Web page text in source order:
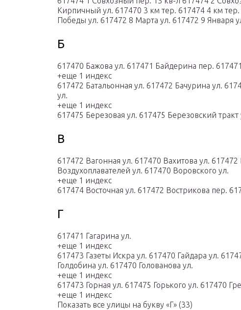
Кирпичный ул. 617470 3 км тер. 617474 4 км
Победы ул. 617472 8 Марта ул. 617472 9 Января
Б
617470 Бажова ул. 617471 Байдерина пер.
+еще 1 индекс
617472 Батальонная ул. 617472 Бачурина ул.
ул.
+еще 1 индекс
617475 Березовая ул. 617475 Березовский
В
617472 Вагонная ул. 617470 Вахитова ул.
Воздухоплавателей ул. 617470 Воровского ул.
+еще 1 индекс
617474 Восточная ул. 617472 Вострикова пер.
Г
617471 Гагарина ул.
+еще 1 индекс
617473 Газеты Искра ул. 617470 Гайдара ул.
Голдобина ул. 617470 Голованова ул.
+еще 1 индекс
617473 Горная ул. 617475 Горького ул. 617470
+еще 1 индекс
Показать все улицы на букву «Г» (33)